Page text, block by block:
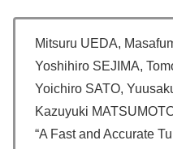
Mitsuru UEDA,
Yoshihiro SEJIMA,
Yoichiro SATO,
Kazuyuki
“A Fast and Accurate